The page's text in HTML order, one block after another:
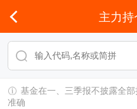
主力持
基金在一、三季报不披露全
准确